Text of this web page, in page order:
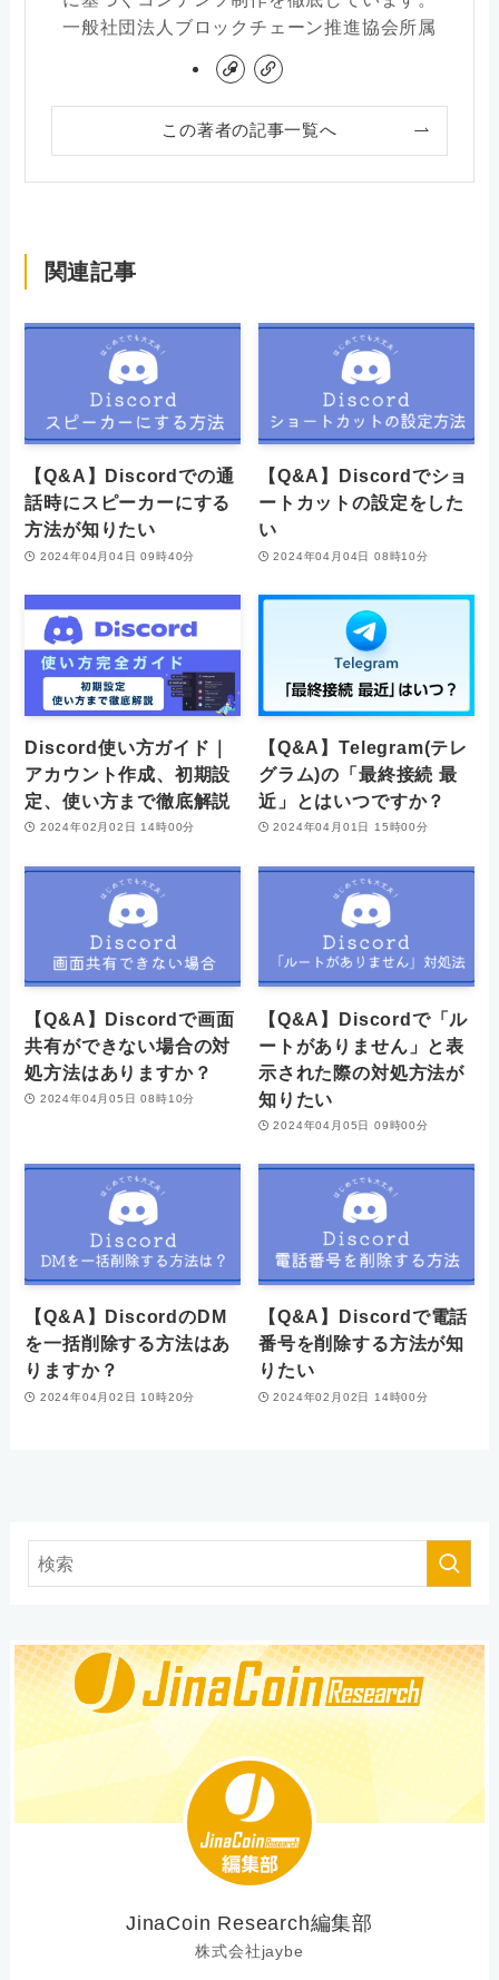
一般社団法人ブロックチェーン推進協会所属
この著者の記事一覧へ
関連記事
【Q&A】Discordでの通
話時にスピーカーにする
方法が知りたい
2024年04月04日 09時40分
【Q&A】Discordでショ
ートカットの設定をした
い
2024年04月04日 08時10分
Discord使い方ガイド｜
アカウント作成、初期設
定、使い方まで徹底解説
2024年02月02日 14時00分
【Q&A】Telegram(テレ
グラム)の「最終接続 最
近」とはいつですか？
2024年04月01日 15時00分
【Q&A】Discordで画面
共有ができない場合の対
処方法はありますか？
2024年04月05日 08時10分
【Q&A】Discordで「ル
ートがありません」と表
示された際の対処方法が
知りたい
2024年04月05日 09時00分
【Q&A】DiscordのDM
を一括削除する方法はあ
りますか？
2024年04月02日 10時20分
【Q&A】Discordで電話
番号を削除する方法が知
りたい
2024年02月02日 14時00分
JinaCoin Research編集部
株式会社jaybe